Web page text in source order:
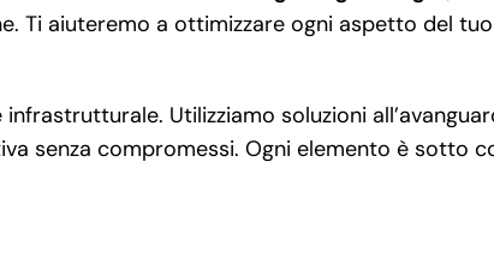
Ti aiuteremo a ottimizzare ogni aspetto del
Utilizziamo soluzioni
senza compromessi. Ogni elemento è sotto